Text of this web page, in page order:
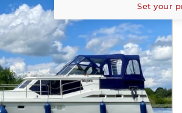
Set your